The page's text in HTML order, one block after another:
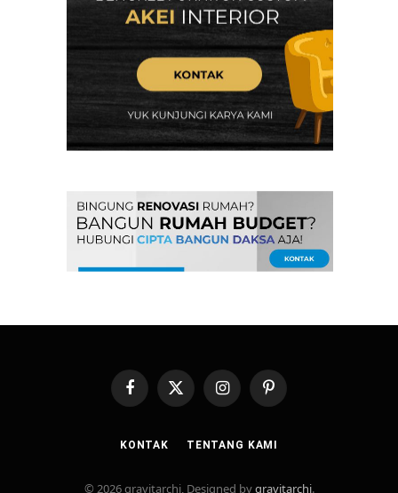
FacebookX
(Twitter)
InstagramPinterest
KONTAK TENTANG KAMI
© 2026 gravitarchi, Designed bygravitarchi.